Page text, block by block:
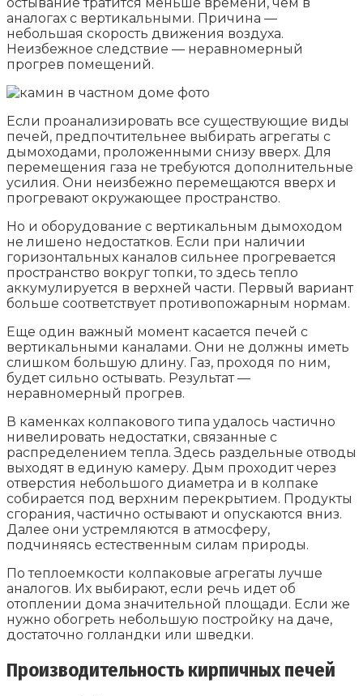
аналогах с вертикальными. Причина —
небольшая скорость движения воздуха.
Неизбежное следствие — неравномерный
прогрев помещений.
Если проанализировать все существующие виды
печей, предпочтительнее выбирать агрегаты с
дымоходами, проложенными снизу вверх. Для
перемещения газа не требуются дополнительные
усилия. Они неизбежно перемещаются вверх и
прогревают окружающее пространство.
Но и оборудование с вертикальным дымоходом
не лишено недостатков. Если при наличии
горизонтальных каналов сильнее прогревается
пространство вокруг топки, то здесь тепло
аккумулируется в верхней части. Первый вариант
больше соответствует противопожарным нормам.
Еще один важный момент касается печей с
вертикальными каналами. Они не должны иметь
слишком большую длину. Газ, проходя по ним,
будет сильно остывать. Результат —
неравномерный прогрев.
В каменках колпакового типа удалось частично
нивелировать недостатки, связанные с
распределением тепла. Здесь раздельные отводы
выходят в единую камеру. Дым проходит через
отверстия небольшого диаметра и в колпаке
собирается под верхним перекрытием. Продукты
сгорания, частично остывают и опускаются вниз.
Далее они устремляются в атмосферу,
подчиняясь естественным силам природы.
По теплоемкости колпаковые агрегаты лучше
аналогов. Их выбирают, если речь идет об
отоплении дома значительной площади. Если же
нужно обогреть небольшую постройку на даче,
достаточно голландки или шведки.
Производительность кирпичных печей